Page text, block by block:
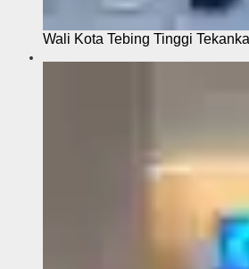
Wali Kota Tebing Tinggi